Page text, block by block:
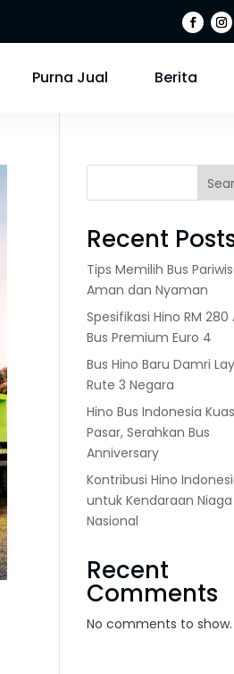
Purna Jual Berita
Recent
Tips Memilih Bus
Aman dan Nyaman
Spesifikasi Hino RM 280
Bus Premium Euro 4
Bus Hino Baru Damri
Rute 3 Negara
Hino Bus Indonesia
Pasar, Serahkan Bus
Anniversary
Kontribusi Hino
untuk Kendaraan Niaga
Nasional
Recent
Comments
No comments to show.